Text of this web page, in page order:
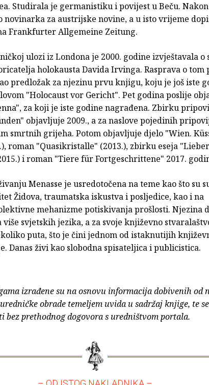
Studirala je germanistiku i povijest u Beču.
za austrijske novine, a u isto vrijeme
Frankfurter Allgemeine Zeitung.
ulozi iz Londona je 2000. godine izvještavala o
holokausta Davida Irvinga. Rasprava o tom
predložak za njezinu prvu knjigu, koju je još iste
"Holocaust vor Gericht". Pet godina poslije
za koji je iste godine nagrađena. Zbirku
objavljuje 2009., a za naslove pojedinih
smrtnih grijeha. Potom objavljuje djelo "Wien.
roman "Quasikristalle" (2013.), zbirku eseja
i roman "Tiere für Fortgeschrittene" 2017.
Menasse je usredotočena na teme kao što su
Židova, traumatska iskustva i posljedice, kao i na
mehanizme potiskivanja prošlosti. Njezina
više svjetskih jezika, a za svoje književno
puta, što je čini jednom od istaknutijih
Danas živi kao slobodna spisateljica i publicistica.
izrađene su na osnovu informacija dobivenih od
obrade temeljem uvida u sadržaj knjige, te
bez prethodnog dogovora s uredništvom portala.